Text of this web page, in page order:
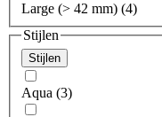
Large (> 42 mm) (4)
Stijlen
Stijlen
Aqua (3)